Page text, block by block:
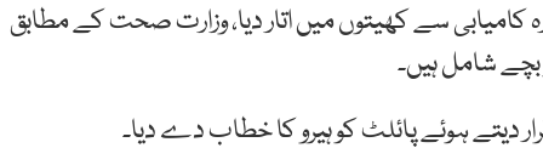
کامیابی سے کھیتوں میں اتار دیا، وزارت صحت کے مطابق
دیتے ہوئے پائلٹ کو ہیرو کا خطاب دے دیا۔